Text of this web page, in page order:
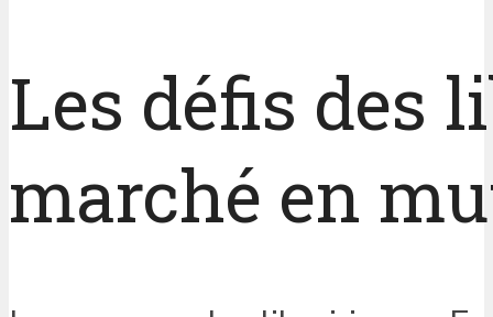
Les défis des
marché en